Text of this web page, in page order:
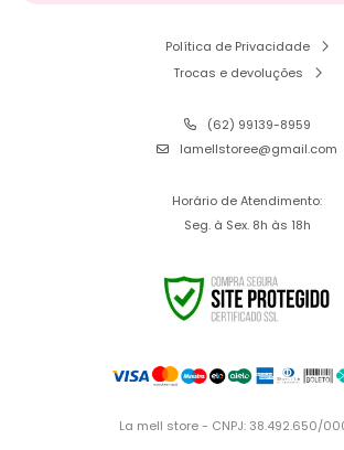
Política de Privacidade
Trocas e devoluções
(62) 99139-8959
lamellstoree@gmail.com
Horário de Atendimento:
Seg. à Sex. 8h às 18h
La mell store - CNPJ: 38.492.650/